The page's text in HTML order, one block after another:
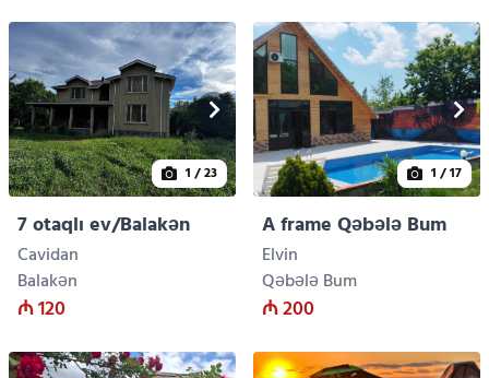
1 / 23
7 otaqlı ev/Balakən
Cavidan
Balakən
₼ 120
1 / 17
A frame Qəbələ Bum
Elvin
Qəbələ Bum
₼ 200